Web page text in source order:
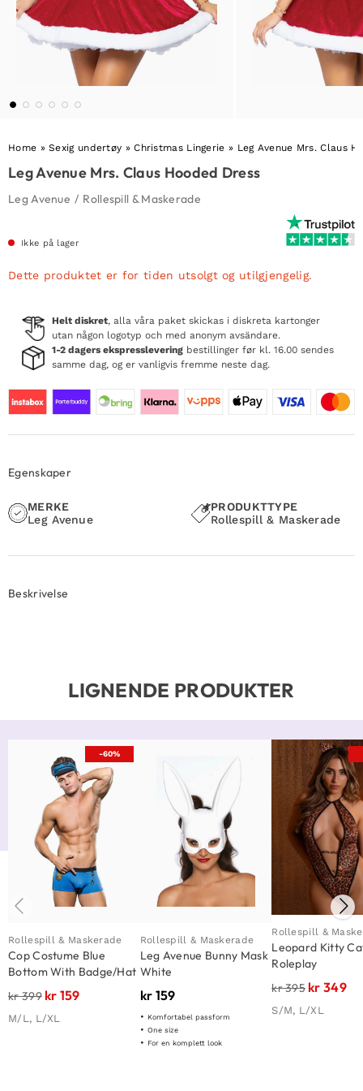
Home »Sexig undertøy »Christmas Lingerie » Leg Avenue Mrs. Claus
Leg Avenue Mrs. Claus Hooded Dress
Leg Avenue / Rollespill & Maskerade
Ikke på lager
Dette produktet er for tiden utsolgt og utilgjengelig.
Helt diskret, alla våra paket skickas i diskreta kartonger
utan någon logotyp och med anonym avsändare.
1-2 dagers ekspresslevering bestillinger før kl. 16.00 sendes
samme dag, og er vanligvis fremme neste dag.
Egenskaper
MERKE
Leg Avenue
PRODUKTTYPE
Rollespill & Maskerade
Beskrivelse
LIGNENDE PRODUKTER
-60%
Rollespill & Maskerade
Cop Costume Blue
Bottom With Badge/Hat
kr399 kr 159
M/L, L/XL
Rollespill & Maskerade
Leg Avenue Bunny Mask
White
kr 159
Komfortabel passform
One size
For en komplett look
Rollespill &
Leopard Kitty
Roleplay
kr395 kr 349
S/M, L/XL